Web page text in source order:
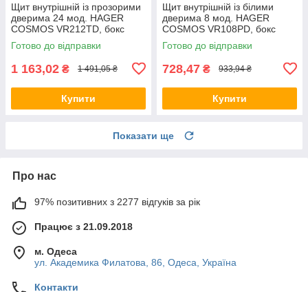
Щит внутрішній із прозорими
дверима 24 мод. HAGER
COSMOS VR212TD, бокс
Хагер, шафа КОСМОС
розподільний
Готово до відправки
1 163,02 ₴ 1 491,05 ₴
Купити
Щит внутрішній із білими
дверима 8 мод. HAGER
COSMOS VR108PD, бокс
Хагер, шафа КОСМОС
розподільний (Smart Rozetka)
Готово до відправки
728,47 ₴ 933,94 ₴
Купити
Показати ще
Про нас
97% позитивних з 2277 відгуків за рік
Працює з 21.09.2018
м. Одеса
ул. Академика Филатова, 86, Одеса, Україна
Контакти